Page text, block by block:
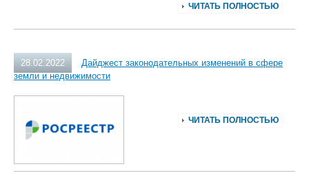
ЧИТАТЬ ПОЛНОСТЬЮ
28.02.2022
Дайджест законодательных изменений в сфере
земли и недвижимости
ЧИТАТЬ ПОЛНОСТЬЮ